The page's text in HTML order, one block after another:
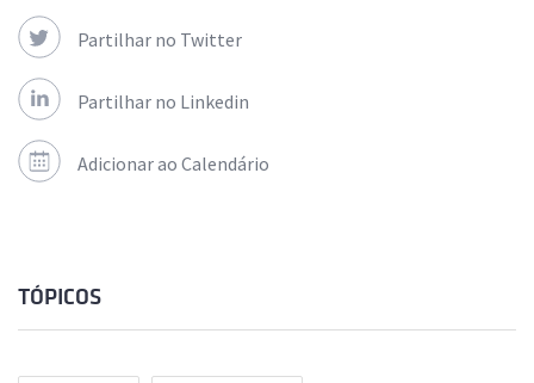
Partilhar no Twitter
Partilhar no Linkedin
Adicionar ao Calendário
TÓPICOS